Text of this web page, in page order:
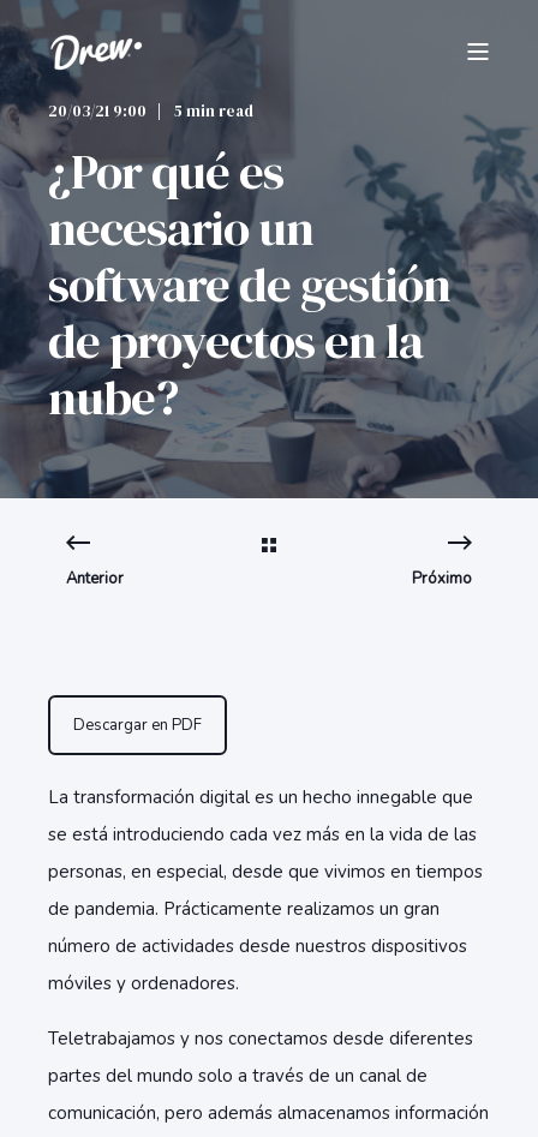
20/03/21 9:00 5 min read
¿Por qué es
necesario un
software de gestión
de proyectos en la
nube?
Anterior Próximo
Descargar en PDF
La transformación digital es un hecho innegable que
se está introduciendo cada vez más en la vida de las
personas, en especial, desde que vivimos en tiempos
de pandemia. Prácticamente realizamos un gran
número de actividades desde nuestros dispositivos
móviles y ordenadores.
Teletrabajamos y nos conectamos desde diferentes
partes del mundo solo a través de un canal de
comunicación, pero además almacenamos información